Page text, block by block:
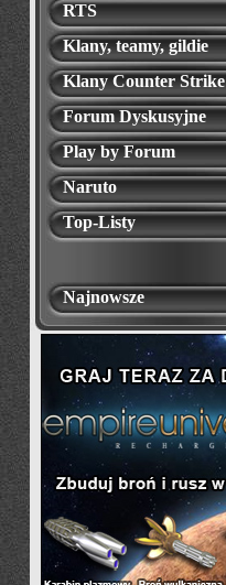
RTS
Klany, teamy, gildie
Klany Counter Strike
Forum Dyskusyjne
Play by Forum
Naruto
Top-Listy
Najnowsze